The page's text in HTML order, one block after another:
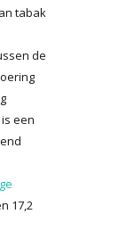
tabak
de
een
17,2